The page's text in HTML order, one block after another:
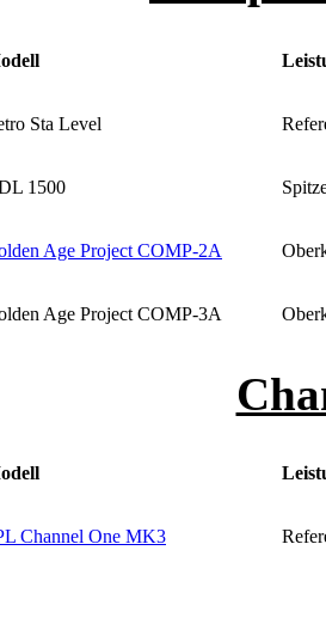
Sta Level
1500
Age Project COMP-2A
Age Project COMP-3A
Channel One MK3